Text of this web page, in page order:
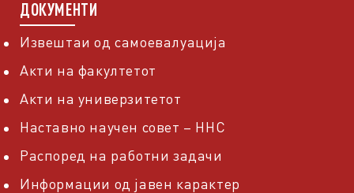
ДОКУМЕНТИ
Извештаи од самоевалуација
Акти на факултетот
Акти на универзитетот
Наставно научен совет – ННС
Распоред на работни задачи
Информации од јавен карактер